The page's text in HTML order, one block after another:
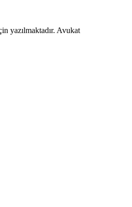
yazılmaktadır. Avukat